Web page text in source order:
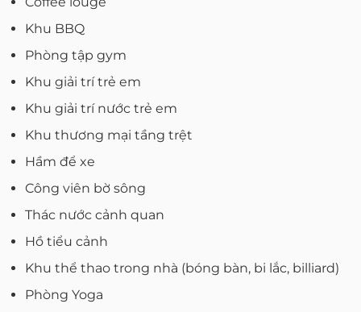
Khu BBQ
Phòng tập gym
Khu giải trí trẻ em
Khu giải trí nước trẻ em
Khu thương mại tầng trệt
Hầm để xe
Công viên bờ sông
Thác nước cảnh quan
Hồ tiểu cảnh
Khu thể thao trong nhà (bóng bàn, bi lắc, billiard)
Phòng Yoga